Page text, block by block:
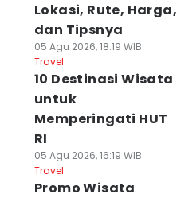
Lokasi, Rute, Harga,
dan Tipsnya
05 Agu 2026, 18:19 WIB
Travel
10 Destinasi Wisata
untuk
Memperingati HUT
RI
05 Agu 2026, 16:19 WIB
Travel
Promo Wisata